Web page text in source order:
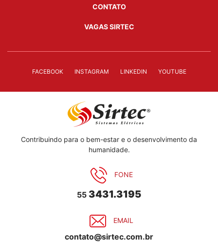
CONTATO
VAGAS SIRTEC
FACEBOOK INSTAGRAM LINKEDIN YOUTUBE
Contribuindo para o bem-estar e o desenvolvimento da
humanidade.
FONE
55 3431.3195
EMAIL
contato@sirtec.com.br